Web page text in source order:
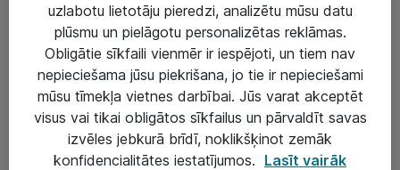
Risinājumi & Pakalpojumi
IT serviss un atbalsts
IT infrastruktūra
Darba vietu IT risinājumi
Serveri un datu centri
uzlabotu lietotāju pieredzi, analizētu mūsu datu
plūsmu un pielāgotu personalizētas reklāmas.
Obligātie sīkfaili vienmēr ir iespējoti, un tiem nav
nepieciešama jūsu piekrišana, jo tie ir nepieciešami
mūsu tīmekļa vietnes darbībai. Jūs varat akceptēt
visus vai tikai obligātos sīkfailus un pārvaldīt savas
izvēles jebkurā brīdī, noklikšķinot zemāk
konfidencialitātes iestatījumos. Lasīt vairāk